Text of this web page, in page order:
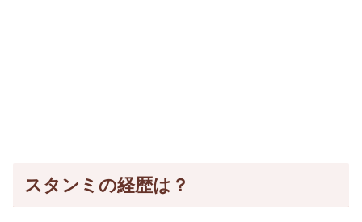
スタンミの経歴は？